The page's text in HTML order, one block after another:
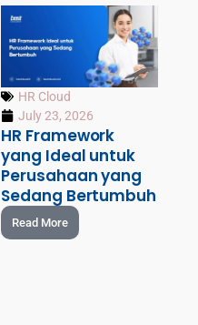
HR Cloud
July 23, 2026
HR Framework
yang Ideal untuk
Perusahaan yang
Sedang Bertumbuh
Read More